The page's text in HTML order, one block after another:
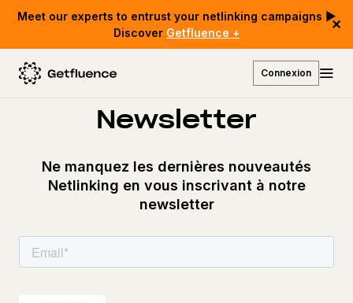
Meet our experts to entrust your netlinking campaigns ▶
Discover Getfluence +
✕
Connexion
Découvrez notre
Newsletter
Ne manquez les dernières nouveautés
Netlinking en vous inscrivant à notre
newsletter